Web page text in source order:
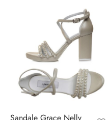
Sandale Grace Nelly